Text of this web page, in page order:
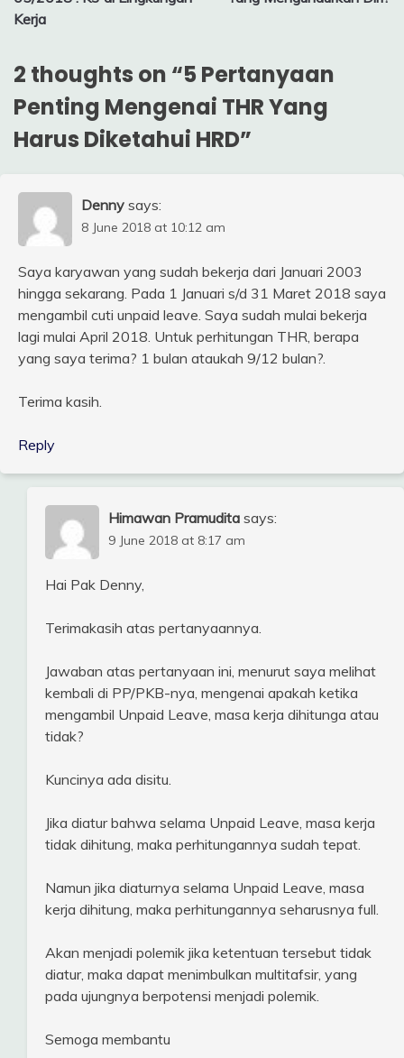
Kerja
2 thoughts on “5 Pertanyaan
Penting Mengenai THR Yang
Harus Diketahui HRD”
Denny says:
8 June 2018 at 10:12 am
Saya karyawan yang sudah bekerja dari Januari 2003
hingga sekarang. Pada 1 Januari s/d 31 Maret 2018 saya
mengambil cuti unpaid leave. Saya sudah mulai bekerja
lagi mulai April 2018. Untuk perhitungan THR, berapa
yang saya terima? 1 bulan ataukah 9/12 bulan?.
Terima kasih.
Reply
Himawan Pramudita says:
9 June 2018 at 8:17 am
Hai Pak Denny,
Terimakasih atas pertanyaannya.
Jawaban atas pertanyaan ini, menurut saya melihat
kembali di PP/PKB-nya, mengenai apakah ketika
mengambil Unpaid Leave, masa kerja dihitunga atau
tidak?
Kuncinya ada disitu.
Jika diatur bahwa selama Unpaid Leave, masa kerja
tidak dihitung, maka perhitungannya sudah tepat.
Namun jika diaturnya selama Unpaid Leave, masa
kerja dihitung, maka perhitungannya seharusnya full.
Akan menjadi polemik jika ketentuan tersebut tidak
diatur, maka dapat menimbulkan multitafsir, yang
pada ujungnya berpotensi menjadi polemik.
Semoga membantu